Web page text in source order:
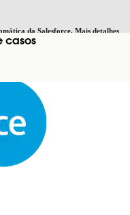
da Salesforce. Mais detalhes
casos